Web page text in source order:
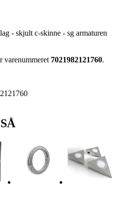
- skjult c-skinne - sg armaturen
varenummeret 7021982121760.